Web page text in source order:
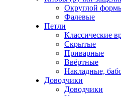
Округлой
Фалевые
Петли
Классические
Скрытые
Приварные
Ввёртные
Накладные,
Доводчики
Доводчики